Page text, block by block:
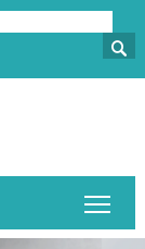
